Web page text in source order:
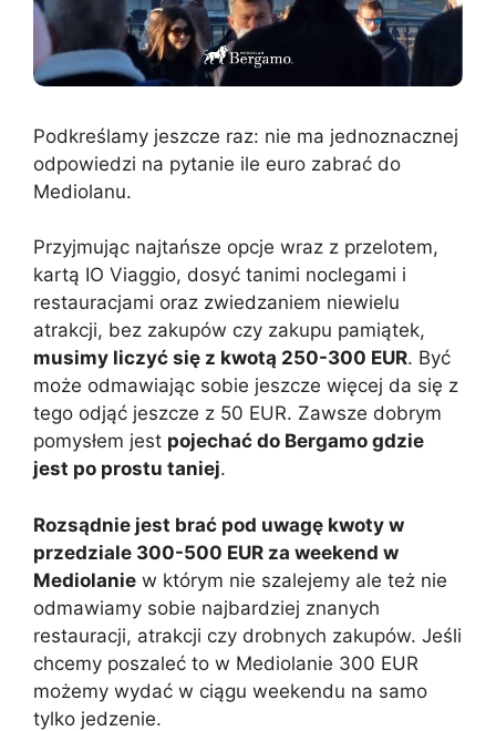
Podkreślamy jeszcze raz: nie ma jednoznacznej
odpowiedzi na pytanie ile euro zabrać do
Mediolanu.
Przyjmując najtańsze opcje wraz z przelotem,
kartą IO Viaggio, dosyć tanimi noclegami i
restauracjami oraz zwiedzaniem niewielu
atrakcji, bez zakupów czy zakupu pamiątek,
musimy liczyć się z kwotą 250-300 EUR. Być
może odmawiając sobie jeszcze więcej da się z
tego odjąć jeszcze z 50 EUR. Zawsze dobrym
pomysłem jest pojechać do Bergamo gdzie
jest po prostu taniej.
Rozsądnie jest brać pod uwagę kwoty w
przedziale 300-500 EUR za weekend w
Mediolanie w którym nie szalejemy ale też nie
odmawiamy sobie najbardziej znanych
restauracji, atrakcji czy drobnych zakupów. Jeśli
chcemy poszaleć to w Mediolanie 300 EUR
możemy wydać w ciągu weekendu na samo
tylko jedzenie.